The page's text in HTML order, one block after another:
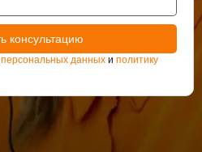
персональных данных и политику